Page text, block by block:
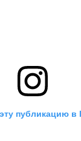
публикацию в